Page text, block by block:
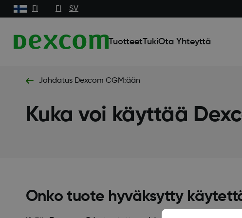
FI FI SV
TuotteetTukiOta Yhteyttä
Johdatus Dexcom CGM:ään
Kuka voi käyttää
Onko tuote hyväksytty